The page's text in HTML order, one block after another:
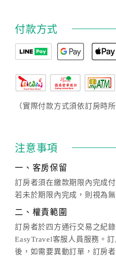
付款方式
（實際付款方式須依訂房時
注意事項
一、客房保留
訂房者須在繳款期限內完成
若未於期限內完成，則視為無
二、權責範圍
訂房者於四方通行交易之紀
EasyTravel客服人員服務。
後，如需要異動訂單，訂房